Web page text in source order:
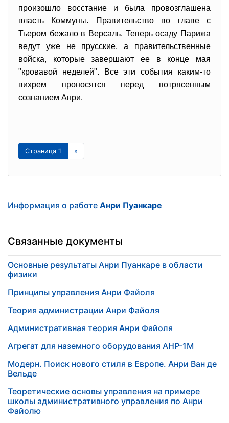
произошло восстание и была провозглашена
власть Коммуны. Правительство во главе с
Тьером бежало в Версаль. Теперь осаду Парижа
ведут уже не прусские, а правительственные
войска, которые завершают ее в конце мая
"кровавой неделей". Все эти события каким-то
вихрем проносятся перед потрясенным
сознанием Анри.
Страница 1 »
Информация о работе Анри Пуанкаре
Связанные документы
Основные результаты Анри Пуанкаре в области
физики
Принципы управления Анри Файоля
Теория администрации Анри Файоля
Административная теория Анри Файоля
Агрегат для наземного оборудования АНР-1М
Модерн. Поиск нового стиля в Европе. Анри Ван де
Вельде
Теоретические основы управления на примере
школы административного управления по Анри
Файолю